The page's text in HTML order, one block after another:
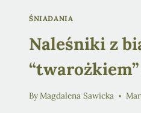
ŚNIADANIA
Naleśniki z
ByMagdalena Sawicka